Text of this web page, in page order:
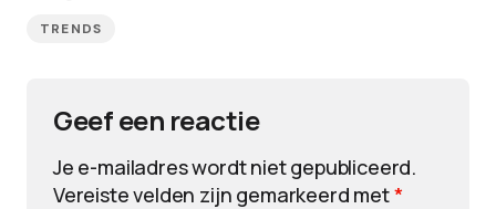
TRENDS
Geef een reactie
Je e-mailadres wordt niet gepubliceerd.
Vereiste velden zijn gemarkeerd met*